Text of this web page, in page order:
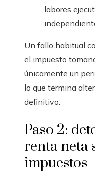
labores
Un fallo habitual
el impuesto
únicamente un
lo que termina
definitivo.
Paso 2:
renta neta
impuestos